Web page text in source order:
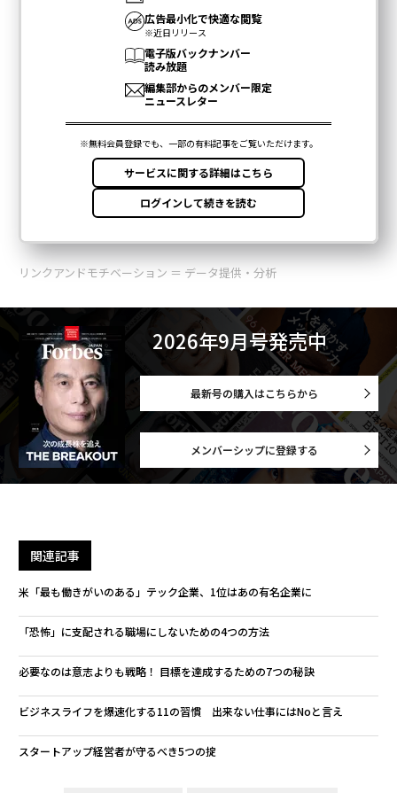
リンクアンドモチベーション ＝ データ提供・分析
2026年9月号発売中
最新号の購入はこちらから
メンバーシップに登録する
関連記事
米「最も働きがいのある」テック企業、1位はあの有名企業に
「恐怖」に支配される職場にしないための4つの方法
必要なのは意志よりも戦略！ 目標を達成するための7つの秘訣
ビジネスライフを爆速化する11の習慣 出来ない仕事にはNoと言え
スタートアップ経営者が守るべき5つの掟